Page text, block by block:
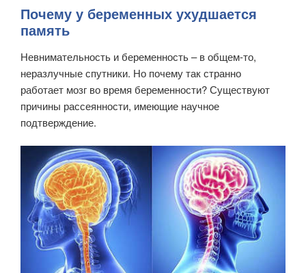
Почему у беременных ухудшается
память
Невнимательность и беременность – в общем-то,
неразлучные спутники. Но почему так странно
работает мозг во время беременности? Существуют
причины рассеянности, имеющие научное
подтверждение.